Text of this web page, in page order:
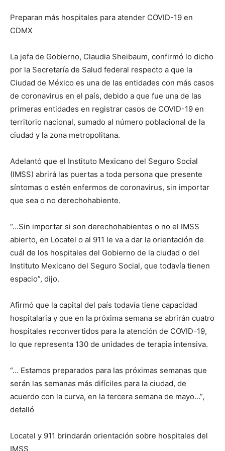
Preparan más hospitales para atender COVID-19 en
CDMX
La jefa de Gobierno, Claudia Sheibaum, confirmó lo dicho
por la Secretaría de Salud federal respecto a que la
Ciudad de México es una de las entidades con más casos
de coronavirus en el país, debido a que fue una de las
primeras entidades en registrar casos de COVID-19 en
territorio nacional, sumado al número poblacional de la
ciudad y la zona metropolitana.
Adelantó que el Instituto Mexicano del Seguro Social
(IMSS) abrirá las puertas a toda persona que presente
síntomas o estén enfermos de coronavirus, sin importar
que sea o no derechohabiente.
“…Sin importar si son derechohabientes o no el IMSS
abierto, en Locatel o al 911 le va a dar la orientación de
cuál de los hospitales del Gobierno de la ciudad o del
Instituto Mexicano del Seguro Social, que todavía tienen
espacio”, dijo.
Afirmó que la capital del país todavía tiene capacidad
hospitalaria y que en la próxima semana se abrirán cuatro
hospitales reconvertidos para la atención de COVID-19,
lo que representa 130 de unidades de terapia intensiva.
“… Estamos preparados para las próximas semanas que
serán las semanas más difíciles para la ciudad, de
acuerdo con la curva, en la tercera semana de mayo…”,
detalló
Locatel y 911 brindarán orientación sobre hospitales del
IMSS